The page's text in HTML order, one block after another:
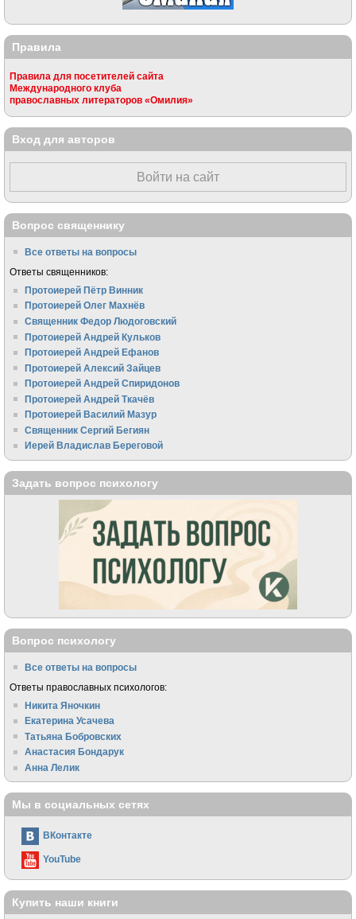
Правила
Правила для посетителей сайта
Международного клуба
православных литераторов «Омилия»
Вход для авторов
Войти на сайт
Вопрос священнику
Все ответы на вопросы
Ответы священников:
Протоиерей Пётр Винник
Протоиерей Олег Махнёв
Священник Федор Людоговский
Протоиерей Андрей Кульков
Протоиерей Андрей Ефанов
Протоиерей Алексий Зайцев
Протоиерей Андрей Спиридонов
Протоиерей Андрей Ткачёв
Протоиерей Василий Мазур
Священник Сергий Бегиян
Иерей Владислав Береговой
Задать вопрос психологу
Вопрос психологу
Все ответы на вопросы
Ответы православных психологов:
Никита Яночкин
Екатерина Усачева
Татьяна Бобровских
Анастасия Бондарук
Анна Лелик
Мы в социальных сетях
ВКонтакте
YouTube
Купить наши книги